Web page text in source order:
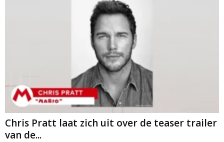
Chris Pratt laat zich uit over de teaser trailer
van de...